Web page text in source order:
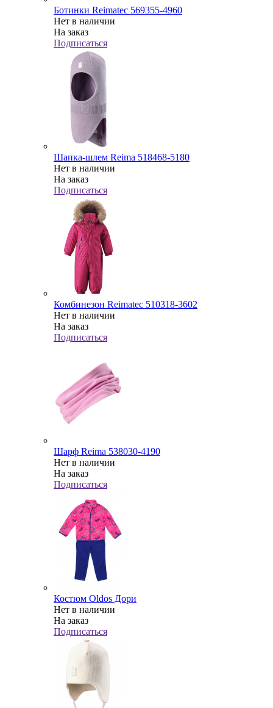
Ботинки Reimatec 569355-4960
Нет в наличии
На заказ
Подписаться
Шапка-шлем Reima 518468-5180
Нет в наличии
На заказ
Подписаться
Комбинезон Reimatec 510318-3602
Нет в наличии
На заказ
Подписаться
Шарф Reima 538030-4190
Нет в наличии
На заказ
Подписаться
Костюм Oldos Дори
Нет в наличии
На заказ
Подписаться